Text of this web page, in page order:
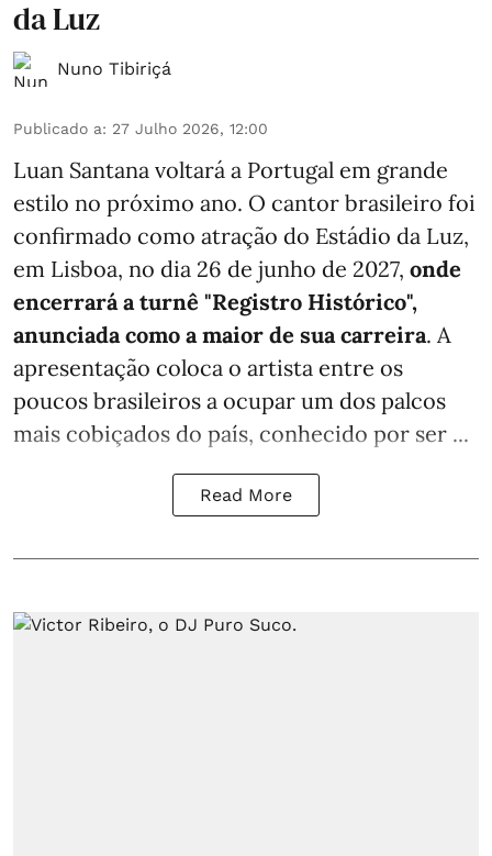
da Luz
Nuno Tibiriçá
Publicado a: 27 Julho 2026, 12:00
Luan Santana voltará a Portugal em grande
estilo no próximo ano. O cantor brasileiro foi
confirmado como atração do Estádio da Luz,
em Lisboa, no dia 26 de junho de 2027, onde
encerrará a turnê "Registro Histórico",
anunciada como a maior de sua carreira. A
apresentação coloca o artista entre os
poucos brasileiros a ocupar um dos palcos
mais cobiçados do país, conhecido por ser ...
Read More